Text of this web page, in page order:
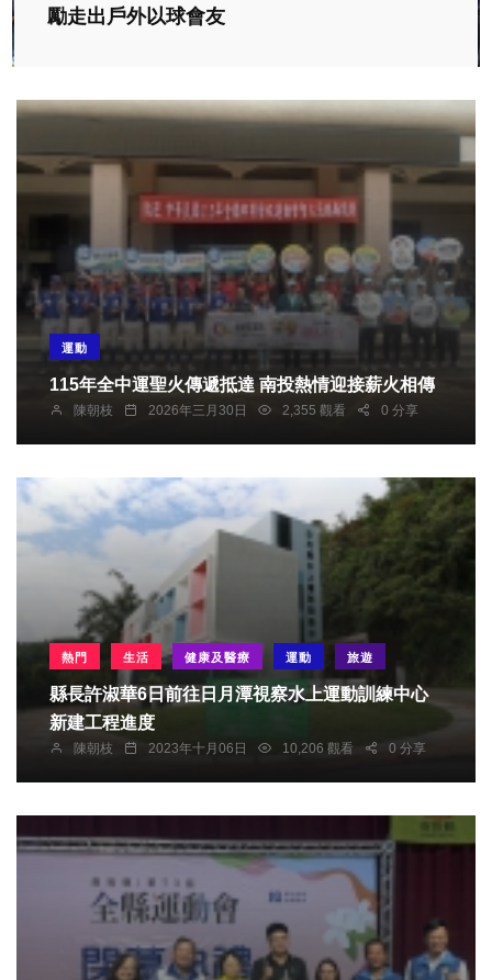
勵走出戶外以球會友
運動
115年全中運聖火傳遞抵達 南投熱情迎接薪火相傳
陳朝枝 2026年三月30日 2,355 觀看 0 分享
熱門 生活 健康及醫療 運動 旅遊
縣長許淑華6日前往日月潭視察水上運動訓練中心
新建工程進度
陳朝枝 2023年十月06日 10,206 觀看 0 分享